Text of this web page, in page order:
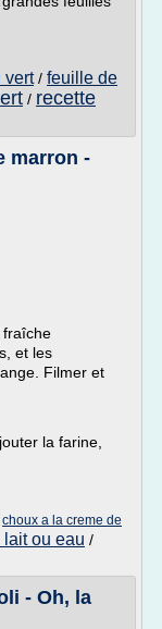
vert/ feuille de
/ recette
marron -
fraîche
et les
Filmer et
la farine,
choux a la creme de
lait ou eau /
- Oh, la